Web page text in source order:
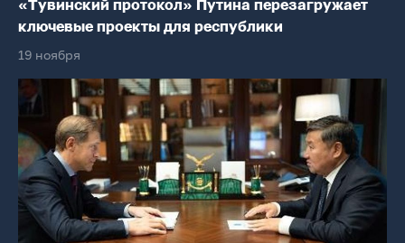
«Тувинский протокол» Путина перезагружает
ключевые проекты для республики
19 ноября